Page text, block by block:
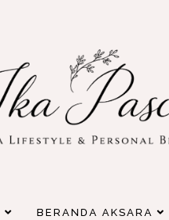
BERANDA AKSARA